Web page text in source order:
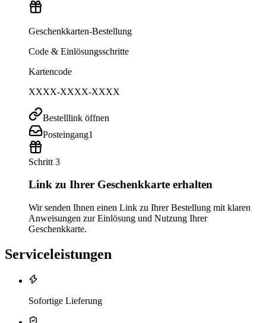
Geschenkkarten-Bestellung
Code & Einlösungsschritte
Kartencode
XXXX-XXXX-XXXX
Bestelllink öffnen
Posteingang1
Schritt 3
Link zu Ihrer Geschenkkarte erhalten
Wir senden Ihnen einen Link zu Ihrer Bestellung mit klaren
Anweisungen zur Einlösung und Nutzung Ihrer
Geschenkkarte.
Serviceleistungen
Sofortige Lieferung